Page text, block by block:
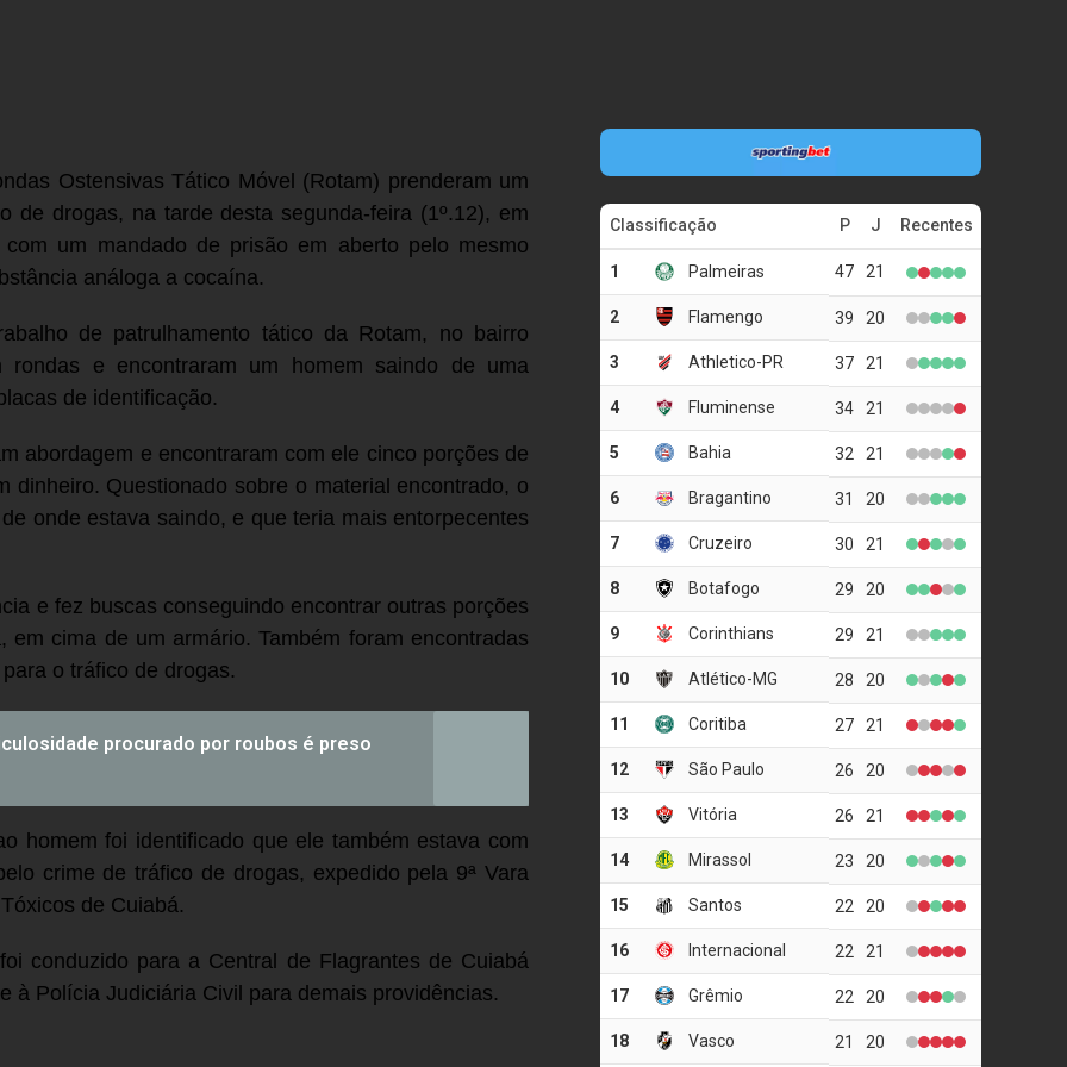
Ostensivas Tático Móvel (Rotam) prenderam um
de drogas, na tarde desta segunda-feira (1º.12), em
um mandado de prisão em aberto pelo mesmo
análoga a cocaína.
de patrulhamento tático da Rotam, no bairro
rondas e encontraram um homem saindo de uma
de identificação.
abordagem e encontraram com ele cinco porções de
dinheiro. Questionado sobre o material encontrado, o
onde estava saindo, e que teria mais entorpecentes
e fez buscas conseguindo encontrar outras porções
cima de um armário. Também foram encontradas
o tráfico de drogas.
procurado por roubos é preso
homem foi identificado que ele também estava com
crime de tráfico de drogas, expedido pela 9ª Vara
de Cuiabá.
conduzido para a Central de Flagrantes de Cuiabá
à Polícia Judiciária Civil para demais providências.